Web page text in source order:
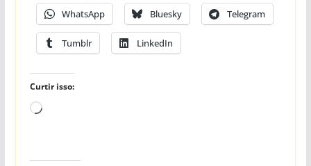
WhatsApp Bluesky Telegram
Tumblr LinkedIn
Curtir isso:
Carregando...